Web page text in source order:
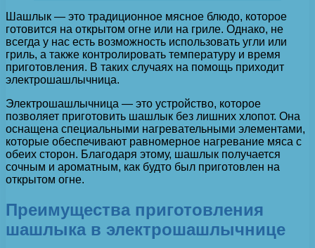
Шашлык — это традиционное мясное блюдо, которое
готовится на открытом огне или на гриле. Однако, не
всегда у нас есть возможность использовать угли или
гриль, а также контролировать температуру и время
приготовления. В таких случаях на помощь приходит
электрошашлычница.
Электрошашлычница — это устройство, которое
позволяет приготовить шашлык без лишних хлопот. Она
оснащена специальными нагревательными элементами,
которые обеспечивают равномерное нагревание мяса с
обеих сторон. Благодаря этому, шашлык получается
сочным и ароматным, как будто был приготовлен на
открытом огне.
Преимущества приготовления
шашлыка в электрошашлычнице